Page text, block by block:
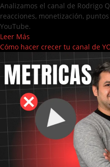
Analizamos el canal de Rodrigo
reacciones, monetización,
YouTube.
Leer Más
Cómo hacer crecer tu canal de